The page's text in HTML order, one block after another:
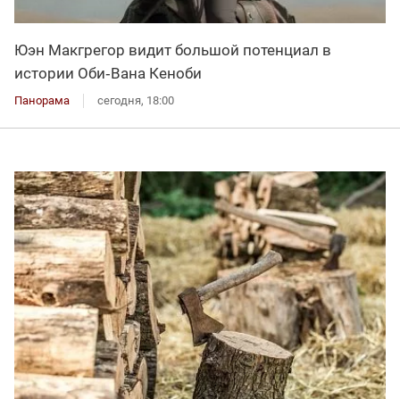
Юэн Макгрегор видит большой потенциал в
истории Оби‑Вана Кеноби
Панорама сегодня, 18:00